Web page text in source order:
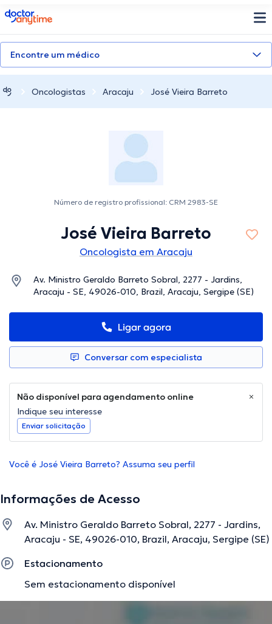
doctoranytime
Encontre um médico
Oncologistas Aracaju José Vieira Barreto
Número de registro profissional: CRM 2983-SE
José Vieira Barreto
Oncologista em Aracaju
Av. Ministro Geraldo Barreto Sobral, 2277 - Jardins,
Aracaju - SE, 49026-010, Brazil, Aracaju, Sergipe (SE)
Ligar agora
Conversar com especialista
Não disponível para agendamento online
Indique seu interesse
Enviar solicitação
Você é José Vieira Barreto? Assuma seu perfil
Informações de Acesso
Av. Ministro Geraldo Barreto Sobral, 2277 - Jardins,
Aracaju - SE, 49026-010, Brazil, Aracaju, Sergipe (SE)
Estacionamento
Sem estacionamento disponível